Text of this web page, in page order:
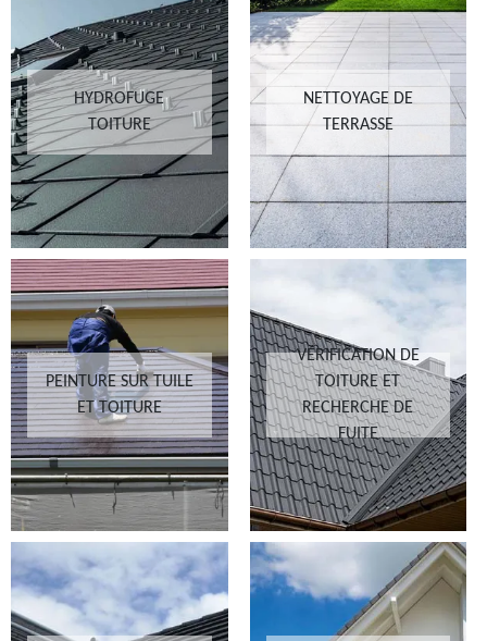
HYDROFUGE
TOITURE
NETTOYAGE DE
TERRASSE
PEINTURE SUR TUILE
ET TOITURE
VÉRIFICATION DE
TOITURE ET
RECHERCHE DE
FUITE